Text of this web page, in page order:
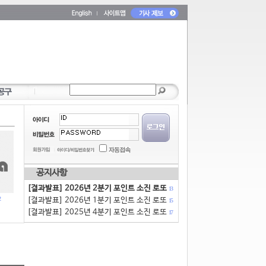
공지사항
[결과발표] 2026년 2분기 포인트 소진 로또 13
[결과발표] 2026년 1분기 포인트 소진 로또 15
[결과발표] 2025년 4분기 포인트 소진 로또 17